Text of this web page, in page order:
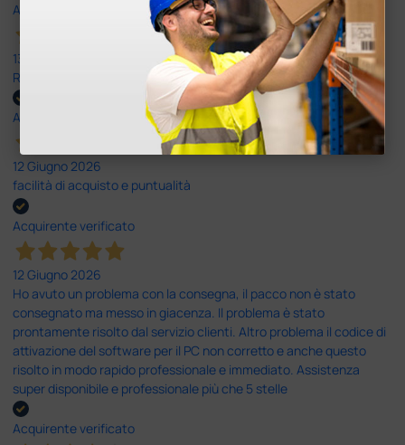
Acquirente verificato
13 Luglio 2026
Rapidi, disponibili ben forniti
Acquirente verificato
12 Giugno 2026
facilità di acquisto e puntualità
Acquirente verificato
12 Giugno 2026
Ho avuto un problema con la consegna, il pacco non è stato
consegnato ma messo in giacenza. Il problema è stato
prontamente risolto dal servizio clienti. Altro problema il codice di
attivazione del software per il PC non corretto e anche questo
risolto in modo rapido professionale e immediato. Assistenza
super disponibile e professionale più che 5 stelle
Acquirente verificato